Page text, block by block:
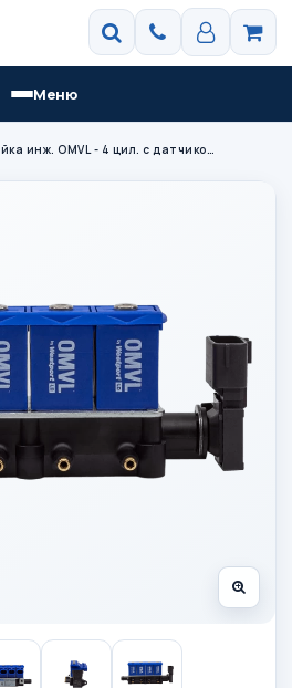
Меню
Рейка инж. OMVL - 4 цил. с датчиком Continental